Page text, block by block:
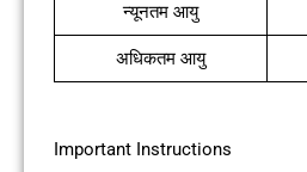
न्यूनतम आयु
अधिकतम आयु
Important Instructions